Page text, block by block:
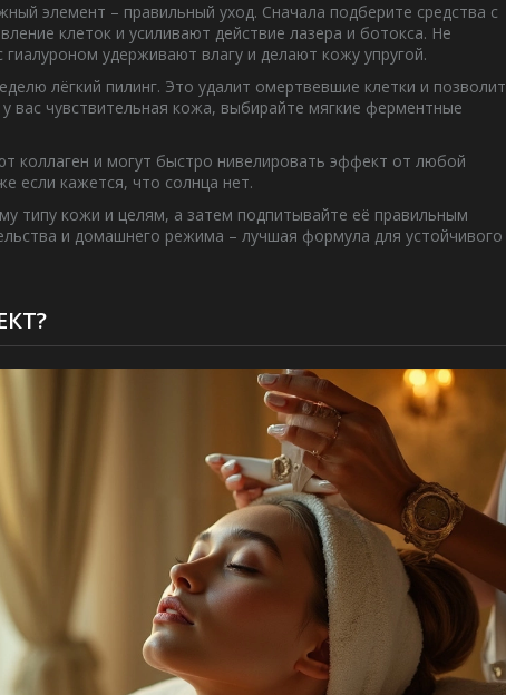
элемент – правильный уход. Сначала подберите средства с
клеток и усиливают действие лазера и ботокса. Не
удерживают влагу и делают кожу упругой.
лёгкий пилинг. Это удалит омертвевшие клетки и позволит
вас чувствительная кожа, выбирайте мягкие ферментные
коллаген и могут быстро нивелировать эффект от любой
если кажется, что солнца нет.
типу кожи и целям, а затем подпитывайте её правильным
и домашнего режима – лучшая формула для устойчивого